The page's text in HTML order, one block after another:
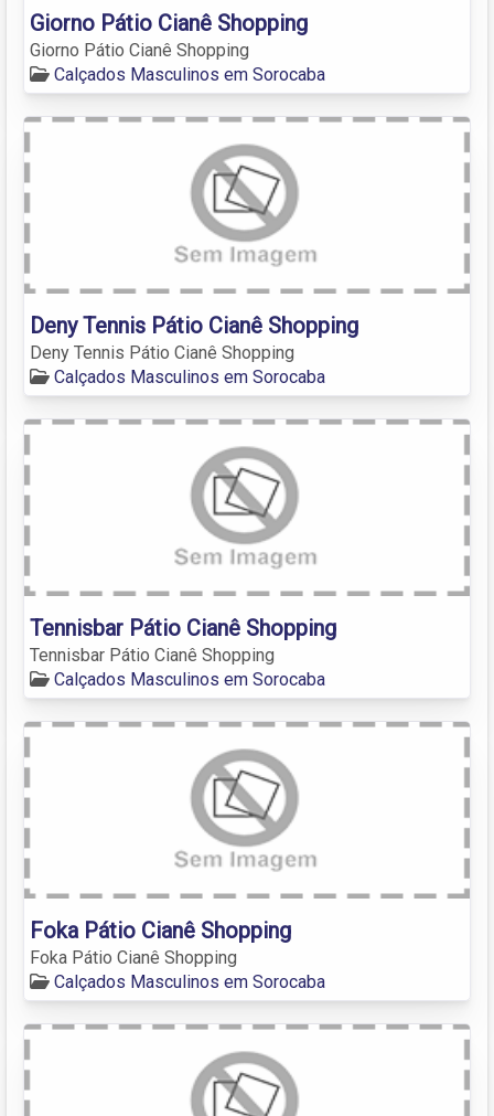
Giorno Pátio Cianê Shopping
Giorno Pátio Cianê Shopping
Calçados Masculinos em Sorocaba
Deny Tennis Pátio Cianê Shopping
Deny Tennis Pátio Cianê Shopping
Calçados Masculinos em Sorocaba
Tennisbar Pátio Cianê Shopping
Tennisbar Pátio Cianê Shopping
Calçados Masculinos em Sorocaba
Foka Pátio Cianê Shopping
Foka Pátio Cianê Shopping
Calçados Masculinos em Sorocaba